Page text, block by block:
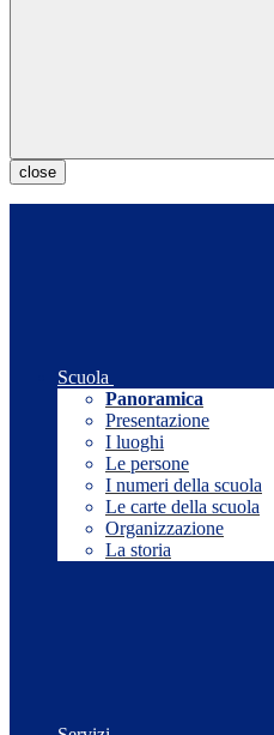
close
Scuola
Panoramica
Presentazione
I luoghi
Le persone
I numeri della scuola
Le carte della scuola
Organizzazione
La storia